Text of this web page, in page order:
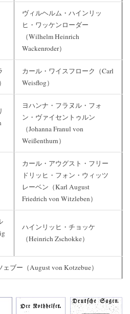
ヴィルヘルム・ハインリッ
ヒ・ワッケンローダー
（Wilhelm Heinrich
Wackenroder）
カール・ワイスフローク（Carl
Weisflog）
ヨハンナ・フラヌル・フォ
ン・ヴァイセントゥルン
（Johanna Franul von
Weißenthurn）
カール・アウグスト・フリー
ドリッヒ・フォン・ウィッツ
レーベン（Karl August
Friedrich von Witzleben）
ハインリッヒ・チョッケ
（Heinrich Zschokke）
ブー（August von Kotzebue）